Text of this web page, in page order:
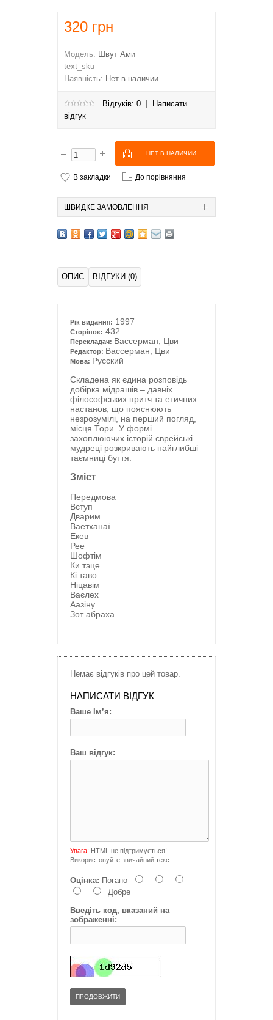
320 грн
Модель: Швут Ами
text_sku
Наявність: Нет в наличии
Відгуків: 0
Написати
відгук
В закладки До порівняння
ШВИДКЕ ЗАМОВЛЕННЯ
ОПИС ВІДГУКИ (0)
Рік видання: 1997
Сторінок: 432
Перекладач: Вассерман, Цви
Редактор: Вассерман, Цви
Мова: Русский
Складена як єдина розповідь
добірка мідрашів – давніх
філософських притч та етичних
настанов, що пояснюють
незрозумілі, на перший погляд,
місця Тори. У формі
захоплюючих історій єврейські
мудреці розкривають найглибші
таємниці буття.
Зміст
Передмова
Вступ
Дварим
Ваетханаї
Екев
Рее
Шофтім
Ки тэце
Кі таво
Ніцавім
Ваєлех
Аазіну
Зот абраха
Немає відгуків про цей товар.
НАПИСАТИ ВІДГУК
Ваше Ім’я:
Ваш відгук:
Увага: HTML не підтримується!
Використовуйте звичайний текст.
Оцінка: Погано
Добре
Введіть код, вказаний на
зображенні:
ПРОДОВЖИТИ